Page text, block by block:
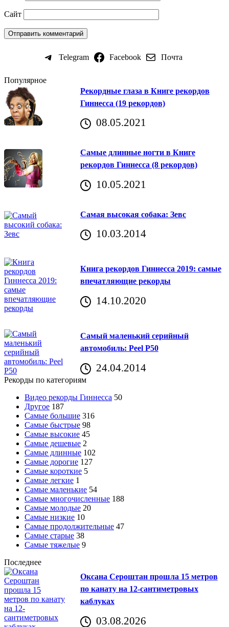
Сайт
Telegram Facebook Почта
Популярное
Рекордные глаза в Книге рекордов
Гиннесса (19 рекордов)
08.05.2021
Самые длинные ногти в Книге
рекордов Гиннесса (8 рекордов)
10.05.2021
Самая высокая собака: Зевс
10.03.2014
Книга рекордов Гиннесса 2019: самые
впечатляющие рекорды
14.10.2020
Самый маленький серийный
автомобиль: Peel P50
24.04.2014
Рекорды по категориям
Видео рекорды Гиннесса 50
Другое 187
Самые большие 316
Самые быстрые 98
Самые высокие 45
Самые дешевые 2
Самые длинные 102
Самые дорогие 127
Самые короткие 5
Самые легкие 1
Самые маленькие 54
Самые многочисленные 188
Самые молодые 20
Самые низкие 10
Самые продолжительные 47
Самые старые 38
Самые тяжелые 9
Последнее
Оксана Сероштан прошла 15 метров
по канату на 12-сантиметровых
каблуках
03.08.2026